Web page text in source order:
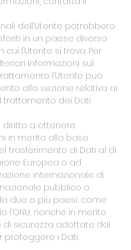
dell’Utente potrebbero
in un paese diverso
cui l’Utente si trova. Per
informazioni sul
l’Utente può
alla sezione relativa ai
trattamento dei Dati
diritto a ottenere
in merito alla base
trasferimento di Dati al di
Europea o ad
internazionale di
pubblico o
due o più paesi, come
l’ONU, nonché in merito
di sicurezza adottate dal
proteggere i Dati.